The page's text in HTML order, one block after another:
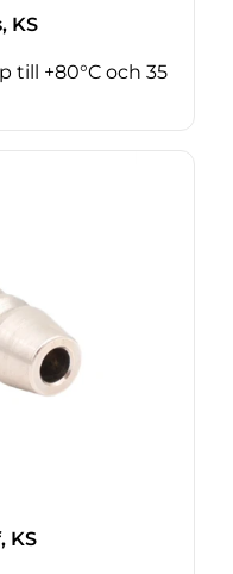
KS
till +80°C och 35
KS